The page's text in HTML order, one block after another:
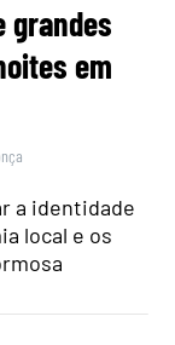
grandes
em
a identidade
local e os